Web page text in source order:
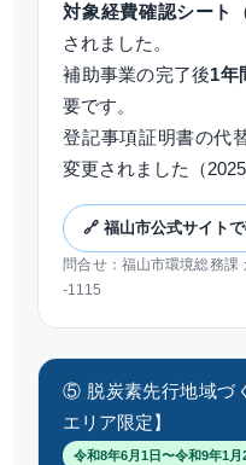
対象経費確認シート
されました。
補助事業の完了後1年
要です。
登記事項証明書の代
変更されました（
🔗 福山市公式サイト
問合せ：福山市環境総務課
-1115
⑤ 脱炭素先行地域づ
エリア限定】
令和8年6月1日〜令和9年1月